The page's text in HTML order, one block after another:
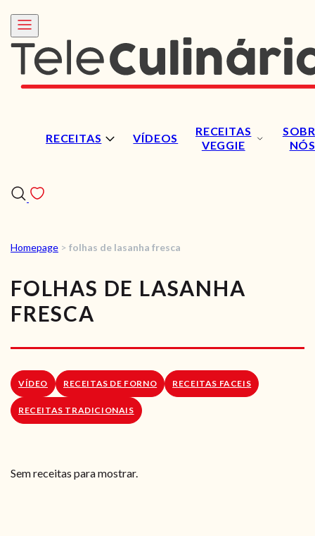
RECEITAS VÍDEOS
RECEITAS
VEGGIE
NÓS
RECEITAS
VÍDEOS
LOJA ONLINE
Homepage > folhas de lasanha fresca
FOLHAS DE LASANHA
FRESCA
VÍDEO RECEITAS DE FORNO RECEITAS FACEIS
RECEITAS TRADICIONAIS
Sem receitas para mostrar.